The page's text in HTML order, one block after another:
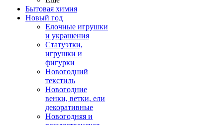
Бытовая химия
Новый год
Елочные игрушки
и украшения
Статуэтки,
игрушки и
фигурки
Новогодний
текстиль
Новогодние
венки, ветки, ели
декоративные
Новогодняя и